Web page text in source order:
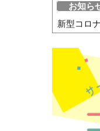
お知ら
新型コロ